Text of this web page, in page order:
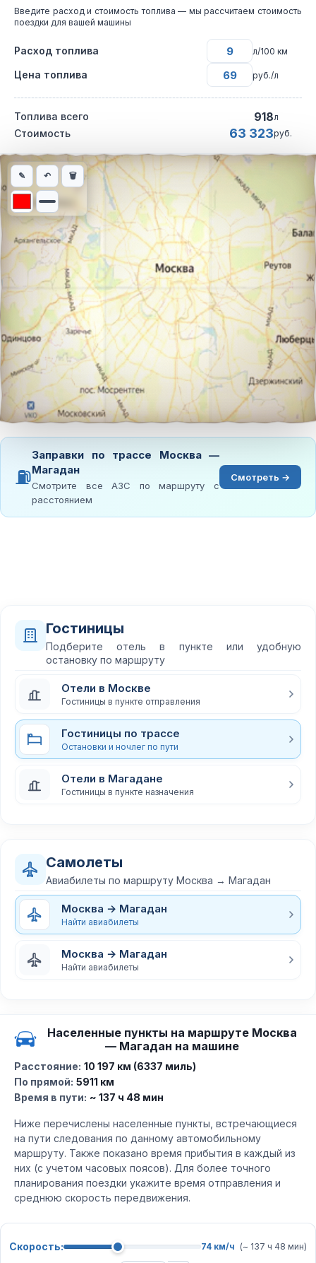
Введите расход и стоимость топлива — мы рассчитаем стоимость
поездки для вашей машины
Расход топлива л/100 км
Цена топлива руб./л
Топлива всего 918л
Стоимость 63 323руб.
Интерактивная карта автомобильного маршрута из города
✎ ↶ 🗑
⛽
Заправки по трассе Москва —
Магадан
Смотрите все АЗС по маршруту с
расстоянием
Смотреть →
Гостиницы
Подберите отель в пункте или удобную
остановку по маршруту
Отели в Москве
Гостиницы в пункте отправления
Гостиницы по трассе
Остановки и ночлег по пути
Отели в Магадане
Гостиницы в пункте назначения
Самолеты
Авиабилеты по маршруту Москва → Магадан
Москва → Магадан
Найти авиабилеты
Москва → Магадан
Найти авиабилеты
Населенные пункты на маршруте Москва
— Магадан на машине
Расстояние: 10 197 км (6337 миль)
По прямой: 5911 км
Время в пути: ~ 137 ч 48 мин
Ниже перечислены населенные пункты, встречающиеся
на пути следования по данному автомобильному
маршруту. Также показано время прибытия в каждый из
них (с учетом часовых поясов). Для более точного
планирования поездки укажите время отправления и
среднюю скорость передвижения.
Скорость: 74 км/ч (~ 137 ч 48 мин)